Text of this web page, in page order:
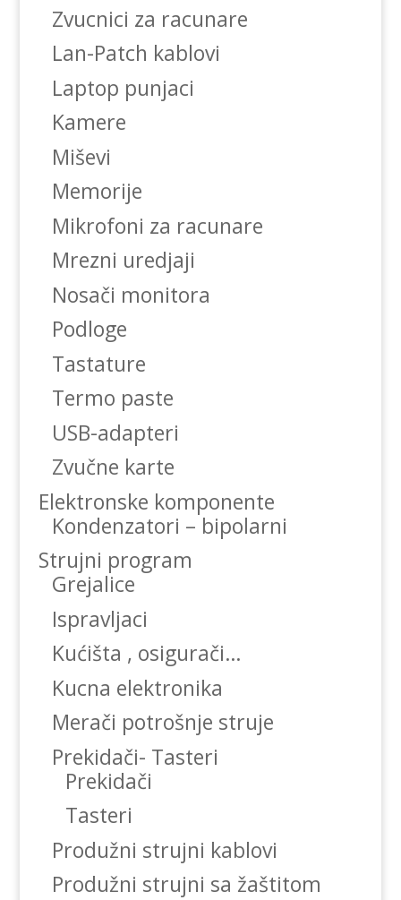
Zvucnici za racunare
Lan-Patch kablovi
Laptop punjaci
Kamere
Miševi
Memorije
Mikrofoni za racunare
Mrezni uredjaji
Nosači monitora
Podloge
Tastature
Termo paste
USB-adapteri
Zvučne karte
Elektronske komponente
Kondenzatori – bipolarni
Strujni program
Grejalice
Ispravljaci
Kućišta , osigurači…
Kucna elektronika
Merači potrošnje struje
Prekidači- Tasteri
Prekidači
Tasteri
Produžni strujni kablovi
Produžni strujni sa žaštitom